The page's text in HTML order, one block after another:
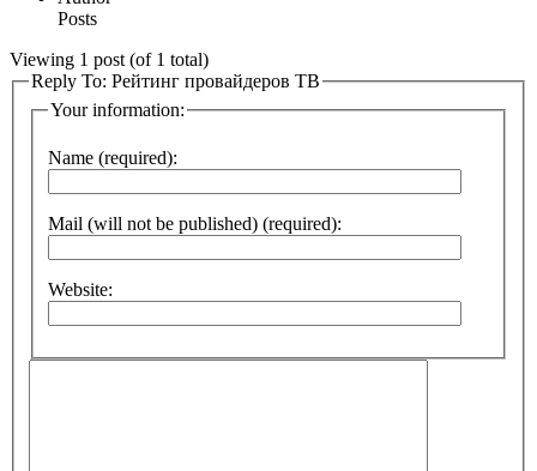
Posts
Viewing 1 post (of 1 total)
Reply To: Рейтинг провайдеров ТВ
Your information:
Name (required):
Mail (will not be published) (required):
Website: